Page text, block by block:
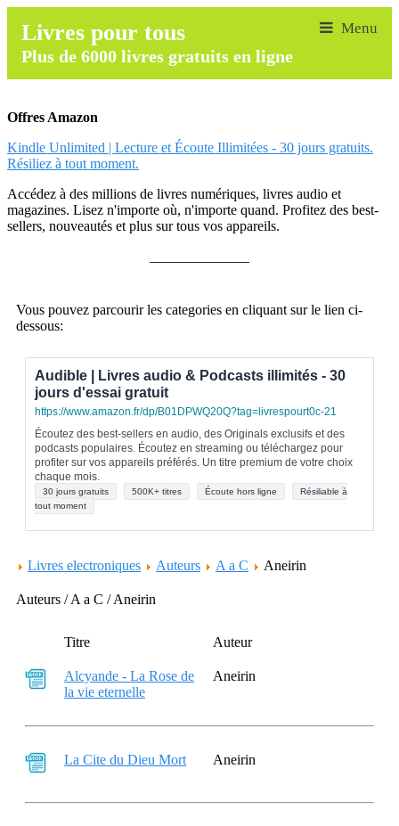
Livres pour tous
Plus de 6000 livres gratuits en ligne
Offres Amazon
Kindle Unlimited | Lecture et Écoute Illimitées - 30 jours gratuits.
Résiliez à tout moment.
Accédez à des millions de livres numériques, livres audio et
magazines. Lisez n'importe où, n'importe quand. Profitez des best-
sellers, nouveautés et plus sur tous vos appareils.
Vous pouvez parcourir les categories en cliquant sur le lien ci-
dessous:
Audible | Livres audio & Podcasts illimités - 30
jours d'essai gratuit
https://www.amazon.fr/dp/B01DPWQ20Q?tag=livrespourt0c-21
Écoutez des best-sellers en audio, des Originals exclusifs et des
podcasts populaires. Écoutez en streaming ou téléchargez pour
profiter sur vos appareils préférés. Un titre premium de votre choix
chaque mois.
30 jours gratuits 500K+ titres Écoute hors ligne
Résiliable à
tout moment
Livres electroniques Auteurs A a C Aneirin
Auteurs / A a C / Aneirin
Titre Auteur
Alcyande - La Rose de
la vie eternelle
Aneirin
La Cite du Dieu Mort Aneirin